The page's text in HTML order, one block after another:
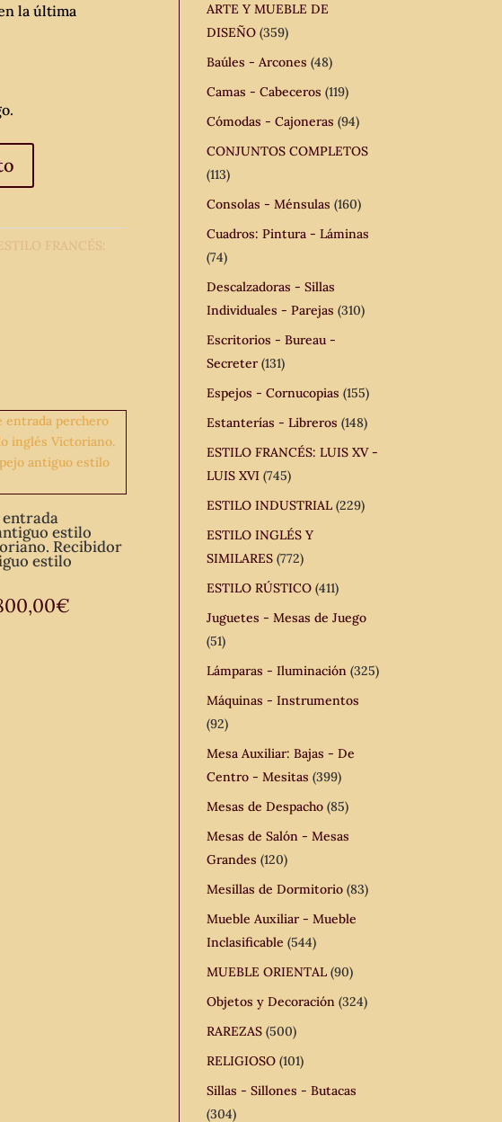
la última
FRANCÉS:
estilo
Recibidor
estilo
€
ARTE Y MUEBLE DE
DISEÑO (359)
Baúles - Arcones (48)
Camas - Cabeceros (119)
Cómodas - Cajoneras (94)
CONJUNTOS COMPLETOS
(113)
Consolas - Ménsulas (160)
Cuadros: Pintura - Láminas
(74)
Descalzadoras - Sillas
Individuales - Parejas (310)
Escritorios - Bureau -
Secreter (131)
Espejos - Cornucopias (155)
Estanterías - Libreros (148)
ESTILO FRANCÉS: LUIS XV -
LUIS XVI (745)
ESTILO INDUSTRIAL (229)
ESTILO INGLÉS Y
SIMILARES (772)
ESTILO RÚSTICO (411)
Juguetes - Mesas de Juego
(51)
Lámparas - Iluminación (325)
Máquinas - Instrumentos
(92)
Mesa Auxiliar: Bajas - De
Centro - Mesitas (399)
Mesas de Despacho (85)
Mesas de Salón - Mesas
Grandes (120)
Mesillas de Dormitorio (83)
Mueble Auxiliar - Mueble
Inclasificable (544)
MUEBLE ORIENTAL (90)
Objetos y Decoración (324)
RAREZAS (500)
RELIGIOSO (101)
Sillas - Sillones - Butacas
(304)